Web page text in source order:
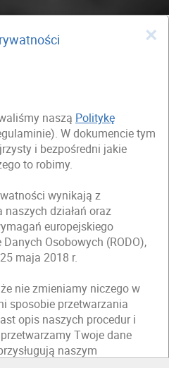
×
naszą Politykę
W dokumencie tym
i bezpośredni jakie
to robimy.
wynikają z
działań oraz
europejskiego
Osobowych (RODO),
maja 2018 r.
nie zmieniamy niczego w
sposobie przetwarzania
opis naszych procedur i
Twoje dane
naszym